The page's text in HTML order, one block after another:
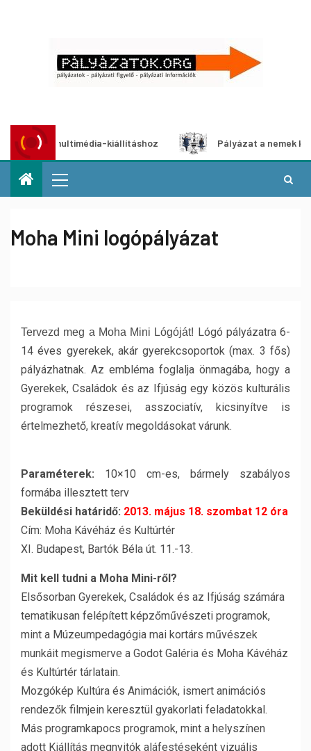
multimédia-kiállításhoz Pályázat a nemek közötti
Moha Mini logópályázat
Tervezd meg a Moha Mini Lógóját! Lógó pályázatra 6-
14 éves gyerekek, akár gyerekcsoportok (max. 3 fős)
pályázhatnak. Az embléma foglalja önmagába, hogy a
Gyerekek, Családok és az Ifjúság egy közös kulturális
programok részesei, asszociatív, kicsinyítve is
értelmezhető, kreatív megoldásokat várunk.
Paraméterek: 10×10 cm-es, bármely szabályos
formába illesztett terv
Beküldési határidő: 2013. május 18. szombat 12 óra
Cím: Moha Kávéház és Kultúrtér
XI. Budapest, Bartók Béla út. 11.-13.
Mit kell tudni a Moha Mini-ről?
Elsősorban Gyerekek, Családok és az Ifjúság számára
tematikusan felépített képzőművészeti programok,
mint a Múzeumpedagógia mai kortárs művészek
munkáit megismerve a Godot Galéria és Moha Kávéház
és Kultúrtér tárlatain.
Mozgókép Kultúra és Animációk, ismert animációs
rendezők filmjein keresztül gyakorlati feladatokkal.
Más programkapocs programok, mint a helyszínen
adott Kiállítás megnyitók aláfestéseként vizuális